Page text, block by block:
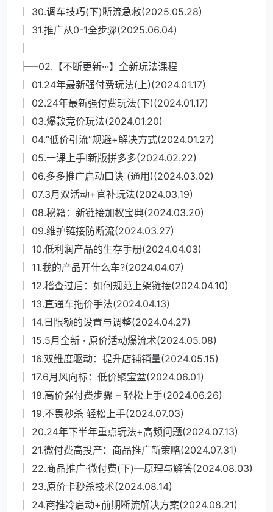
│ 30.调车技巧(下)断流急救(2025.05.28)
│ 31.推广从0-1全步骤(2025.06.04)
├─02.【不断更新···】全新玩法课程
│ 01.24年最新强付费玩法(上)(2024.01.17)
│ 02.24年最新强付费玩法(下)(2024.01.17)
│ 03.爆款竞价玩法(2024.01.20)
│ 04.“低价引流”规避+解决方式(2024.01.27)
│ 05.一课上手!新版拼多多(2024.02.22)
│ 06.多多推广启动口诀 (通用)(2024.03.02)
│ 07.3月双活动+官补玩法(2024.03.19)
│ 08.秘籍：新链接加权宝典(2024.03.20)
│ 09.维护链接防断流(2024.03.27)
│ 10.低利润产品的生存手册(2024.04.03)
│ 11.我的产品开什么车?(2024.04.07)
│ 12.稽查过后：如何规范上架链接(2024.04.10)
│ 13.直通车拖价手法(2024.04.13)
│ 14.日限额的设置与调整(2024.04.27)
│ 15.5月全新 · 原价活动爆流术(2024.05.08)
│ 16.双维度驱动：提升店铺销量(2024.05.15)
│ 17.6月风向标：低价聚宝盆(2024.06.01)
│ 18.高价强付费步骤 – 轻松上手(2024.06.26)
│ 19.不畏秒杀 轻松上手(2024.07.03)
│ 20.24年下半年重点玩法+高频问题(2024.07.13)
│ 21.微付费高投产：商品推广新策略(2024.07.31)
│ 22.商品推广·微付费(下)—原理与解答(2024.08.03)
│ 23.原价卡秒杀技术(2024.08.14)
│ 24.商推冷启动+前期断流解决方案(2024.08.21)